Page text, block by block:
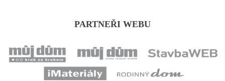
PARTNEŘI WEBU